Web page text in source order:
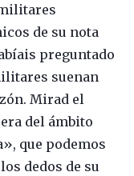
de su nota
preguntado
suenan
Mirad el
del ámbito
que podemos
dedos de su